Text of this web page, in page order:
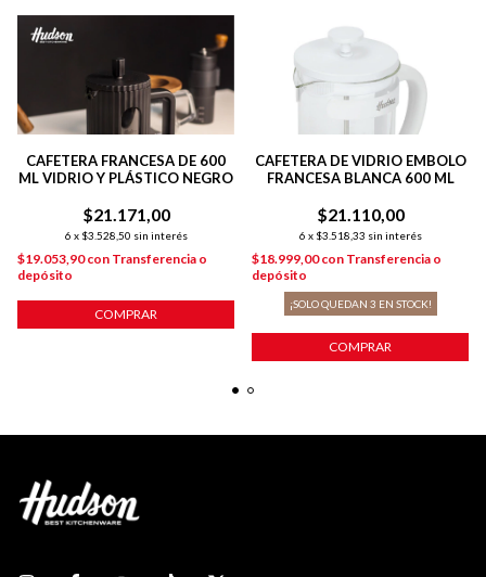
CAFETERA FRANCESA DE 600
ML VIDRIO Y PLÁSTICO NEGRO
$21.171,00
6 x $3.528,50 sin interés
$19.053,90con Transferencia o
depósito
COMPRAR
CAFETERA DE VIDRIO EMBOLO
FRANCESA BLANCA 600 ML
$21.110,00
6 x $3.518,33 sin interés
$18.999,00con Transferencia o
depósito
¡SOLO QUEDAN 3 EN STOCK!
COMPRAR